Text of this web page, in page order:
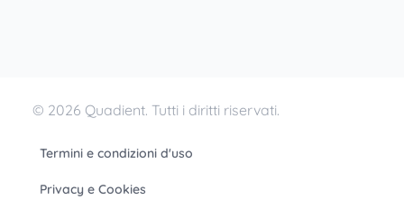
© 2026 Quadient. Tutti i diritti riservati.
Termini e condizioni d'uso
Privacy e Cookies